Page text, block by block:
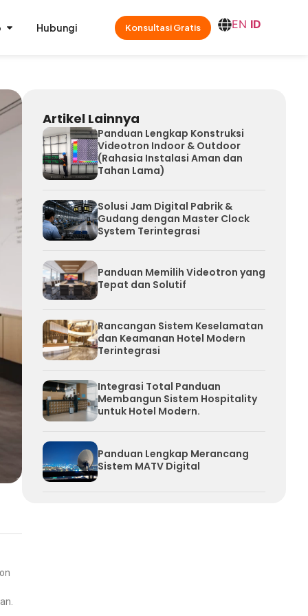
Hubungi Konsultasi Gratis EN ID
Artikel Lainnya
Panduan Lengkap Konstruksi
Videotron Indoor & Outdoor
(Rahasia Instalasi Aman dan
Tahan Lama)
Solusi Jam Digital Pabrik &
Gudang dengan Master Clock
System Terintegrasi
Panduan Memilih Videotron yang
Tepat dan Solutif
Rancangan Sistem Keselamatan
dan Keamanan Hotel Modern
Terintegrasi
Integrasi Total Panduan
Membangun Sistem Hospitality
untuk Hotel Modern.
Panduan Lengkap Merancang
Sistem MATV Digital